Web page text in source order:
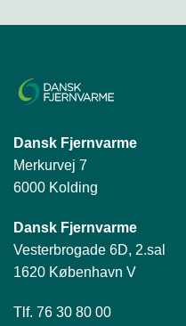
Dansk Fjernvarme
Merkurvej 7
6000 Kolding
Dansk Fjernvarme
Vesterbrogade 6D, 2.sal
1620 København V
Tlf. 76 30 80 00